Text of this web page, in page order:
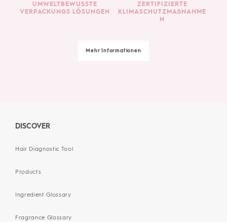
Mehr Informationen
UMWELTBEWUSSTE
VERPACKUNGS LÖSUNGEN
ZERTIFIZIERTE
KLIMASCHUTZMAßNAHME
N
DISCOVER
Hair Diagnostic Tool
Products
Ingredient Glossary
Fragrance Glossary